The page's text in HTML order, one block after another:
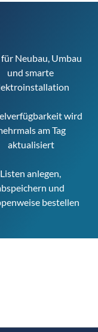
Neubau, Umbau
und smarte
wird
am Tag
aktualisiert
Listen anlegen,
und
bestellen